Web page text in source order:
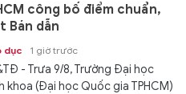
công bố điểm chuẩn,
Bán dẫn
dục 1 giờ trước
- Trưa 9/8, Trường Đại học
khoa (Đại học Quốc gia TPHCM)